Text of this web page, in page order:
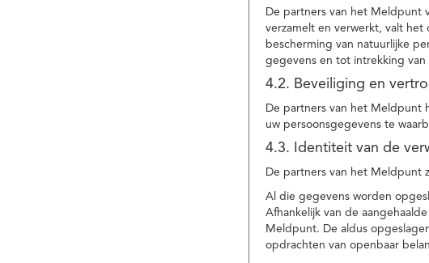
De partners van het Meldpunt
verzamelt en verwerkt, valt het
bescherming van natuurlijke
gegevens en tot intrekking van
4.2. Beveiliging en
De partners van het Meldpunt
uw persoonsgegevens te
4.3. Identiteit van de
De partners van het Meldpunt
Al die gegevens worden
Afhankelijk van de
Meldpunt. De aldus
opdrachten van openbaar